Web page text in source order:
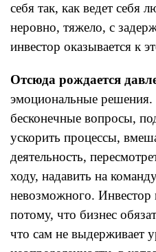
себя так, как ведет себя
неровно, тяжело, с
инвестор оказывается к
Отсюда рождается
эмоциональные
бесконечные вопросы,
ускорить процессы,
деятельность,
ходу, надавить на
невозможного. Инвестор
потому, что бизнес
что сам не выдерживает